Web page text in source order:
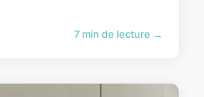
7 min de lecture →